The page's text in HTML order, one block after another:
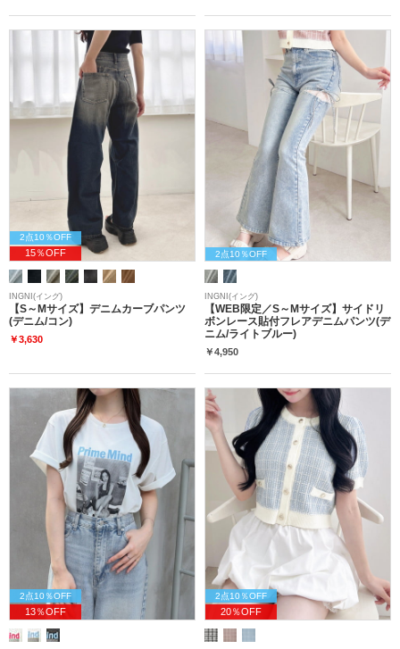
2点10％OFF
15％OFF
INGNI(イング)
【S～Mサイズ】デニムカーブパンツ
(デニム/コン)
￥3,630
2点10％OFF
INGNI(イング)
【WEB限定／S～Mサイズ】サイドリ
ボンレース貼付フレアデニムパンツ(デ
ニム/ライトブルー)
￥4,950
2点10％OFF
13％OFF
2点10％OFF
20％OFF